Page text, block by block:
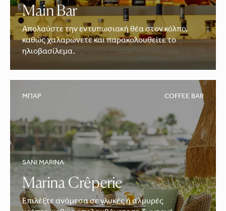
Εφαρμόστε Φίλτρα
Main Bar
Απολαύστε την εντυπωσιακή θέα στον κόλπο,
καθώς χαλαρώνετε και παρακολουθείτε το
ηλιοβασίλεμα.
ΜΠΑΡ COFFEE BAR
SANI MARINA
Marina Crêperie
Επιλέξτε ανάμεσα σε γλυκές ή αλμυρές